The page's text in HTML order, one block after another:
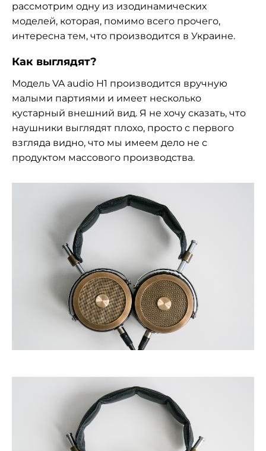
рассмотрим одну из изодинамических
моделей, которая, помимо всего прочего,
интересна тем, что производится в Украине.
Как выглядят?
Модель VA audio H1 производится вручную
малыми партиями и имеет несколько
кустарный внешний вид. Я не хочу сказать, что
наушники выглядят плохо, просто с первого
взгляда видно, что мы имеем дело не с
продуктом массового производства.